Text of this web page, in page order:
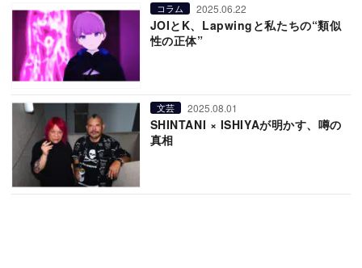
コラム 2025.06.22
JOIとK、Lapwingと私たちの“類似
性の正体”
文芸 2025.08.01
SHINTANI × ISHIYAが明かす、噂の
真相